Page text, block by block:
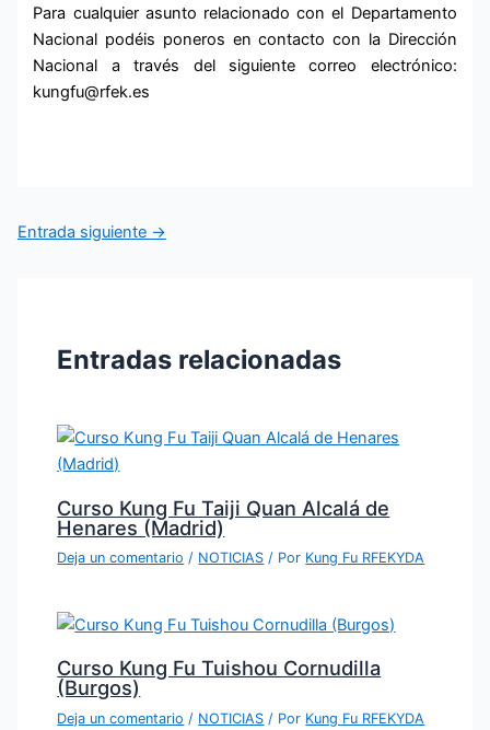
Para cualquier asunto relacionado con el Departamento
Nacional podéis poneros en contacto con la Dirección
Nacional a través del siguiente correo electrónico:
kungfu@rfek.es
Entrada siguiente →
Entradas relacionadas
Curso Kung Fu Taiji Quan Alcalá de
Henares (Madrid)
Deja un comentario / NOTICIAS / Por Kung Fu RFEKYDA
Curso Kung Fu Tuishou Cornudilla
(Burgos)
Deja un comentario / NOTICIAS / Por Kung Fu RFEKYDA